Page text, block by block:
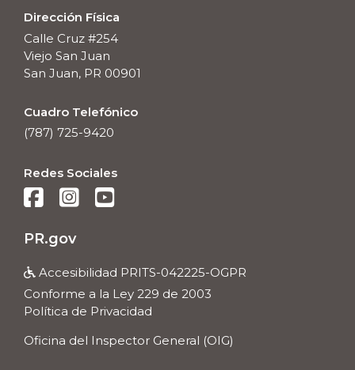
Dirección Física
Calle Cruz #254
Viejo San Juan
San Juan, PR 00901
Cuadro Telefónico
(787) 725-9420
Redes Sociales
  
PR.gov
 Accesibilidad PRITS-042225-OGPR
Conforme a la Ley 229 de 2003
Política de Privacidad
Oficina del Inspector General (OIG)